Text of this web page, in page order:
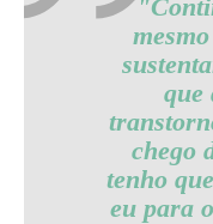
que
chego
tenho
eu para